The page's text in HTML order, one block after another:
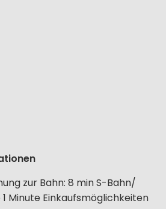
zur Bahn: 8 min S-Bahn/
Minute Einkaufsmöglichkeiten